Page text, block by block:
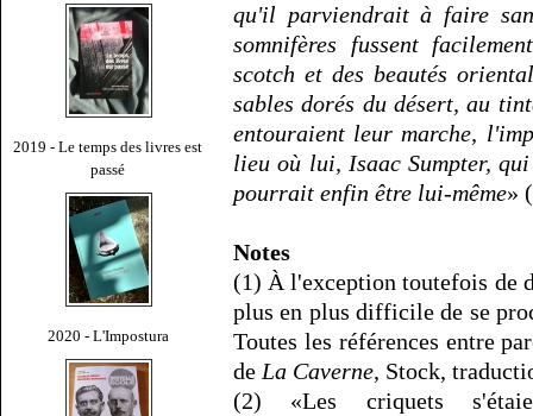
2019 - Le temps des livres est
passé
2020 - L'Impostura
qu'il parviendrait à faire
somnifères fussent
scotch et des beautés
sables dorés du désert, au
entouraient leur marche,
lieu où lui, Isaac Sumpter,
pourrait enfin être lui-même»
Notes
(1) À l'exception toutefois de
plus en plus difficile de se
Toutes les références entre
de La Caverne, Stock,
(2) «Les criquets